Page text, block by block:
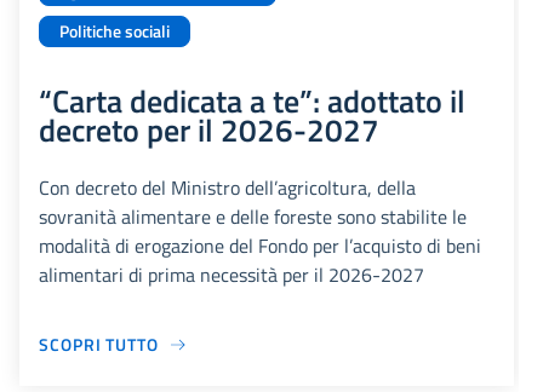
Politiche sociali
“Carta dedicata a te”: adottato il
decreto per il 2026-2027
Con decreto del Ministro dell’agricoltura, della
sovranità alimentare e delle foreste sono stabilite le
modalità di erogazione del Fondo per l’acquisto di beni
alimentari di prima necessità per il 2026-2027
SCOPRI TUTTO